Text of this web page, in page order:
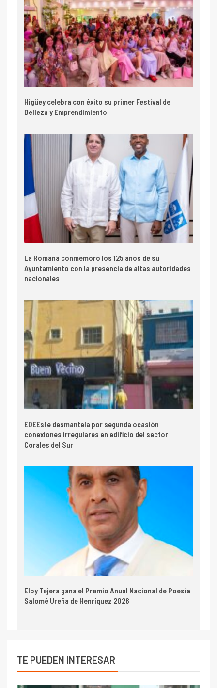
Higüey celebra con éxito su primer Festival de
Belleza y Emprendimiento
La Romana conmemoró los 125 años de su
Ayuntamiento con la presencia de altas autoridades
nacionales
EDEEste desmantela por segunda ocasión
conexiones irregulares en edificio del sector
Corales del Sur
Eloy Tejera gana el Premio Anual Nacional de Poesía
Salomé Ureña de Henríquez 2026
TE PUEDEN INTERESAR